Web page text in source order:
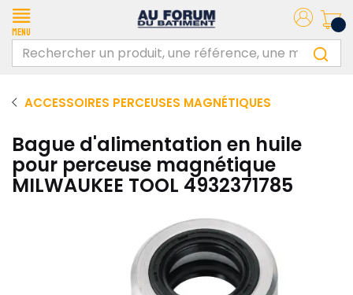
Menu
ACCESSOIRES PERCEUSES MAGNÉTIQUES
Bague d'alimentation en huile
pour perceuse magnétique
MILWAUKEE TOOL 4932371785